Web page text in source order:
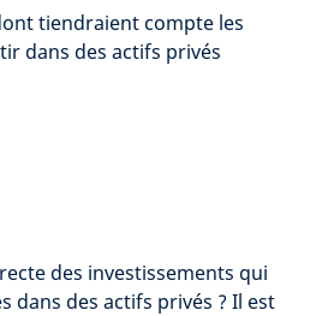
tiendraient compte les
dans des actifs privés
des investissements qui
dans des actifs privés ? Il est